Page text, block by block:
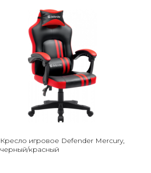
Кресло игровое Defender Mercury,
черный/красный